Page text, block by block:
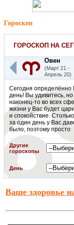
Гороскоп
ГОРОСКОП НА
Овен
(Март 21 -
Апрель 20)
Сегодня определённо
день! Вы удивитесь, но
наконец-то во всех
жизни у Вас будет
и спокойствие.
за один день у Вас
было, поэтому просто
наслаждайтесь этим
слову, ближайшие
будут такими же
как и этот день.
белой полосой Вашей
Подробнее
Другие
гороскопы
День
Ваше здоровье